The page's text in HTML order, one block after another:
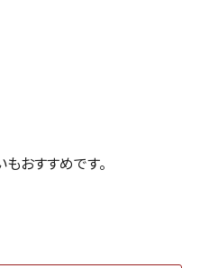
おすすめです。